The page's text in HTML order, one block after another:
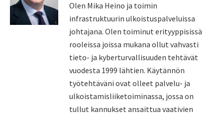
Olen Mika Heino ja toimin
infrastruktuurin ulkoistuspalveluissa
johtajana. Olen toiminut erityyppisissä
rooleissa joissa mukana ollut vahvasti
tieto- ja kyberturvallisuuden tehtävät
vuodesta 1999 lähtien. Käytännön
työtehtäväni ovat olleet palvelu- ja
ulkoistamisliiketoiminassa, jossa on
tullut kannukset ansaittua vaativien